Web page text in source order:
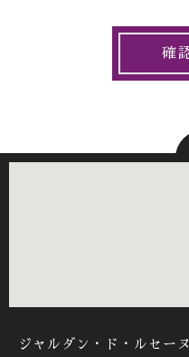
ジャルダン・ド・ルセーヌ